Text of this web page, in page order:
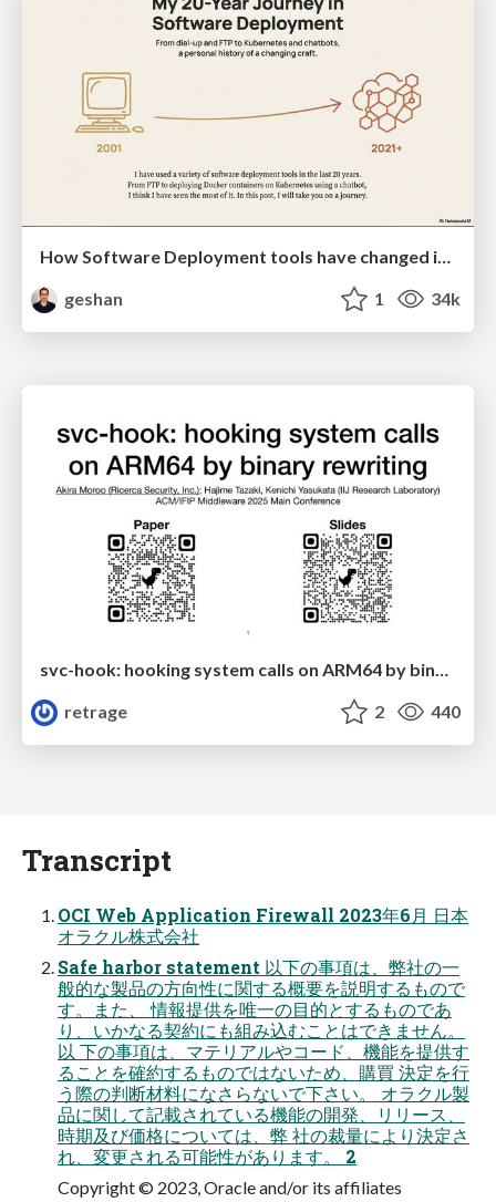
How Software Deployment tools have changed in the past 20 years
geshan
1 34k
retrage
2 440
Transcript
OCI Web Application Firewall 2023年6月 日本
オラクル株式会社
Safe harbor statement 以下の事項は、弊社の一
般的な製品の方向性に関する概要を説明するもので
す。また、 情報提供を唯一の目的とするものであ
り、いかなる契約にも組み込むことはできません。
以 下の事項は、マテリアルやコード、機能を提供す
ることを確約するものではないため、購買 決定を行
う際の判断材料になさらないで下さい。 オラクル製
品に関して記載されている機能の開発、リリース、
時期及び価格については、弊 社の裁量により決定さ
れ、変更される可能性があります。 2
Copyright © 2023, Oracle and/or its affiliates